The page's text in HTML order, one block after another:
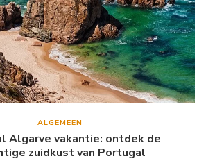
ALGEMEEN
Algarve vakantie: ontdek de
zuidkust van Portugal